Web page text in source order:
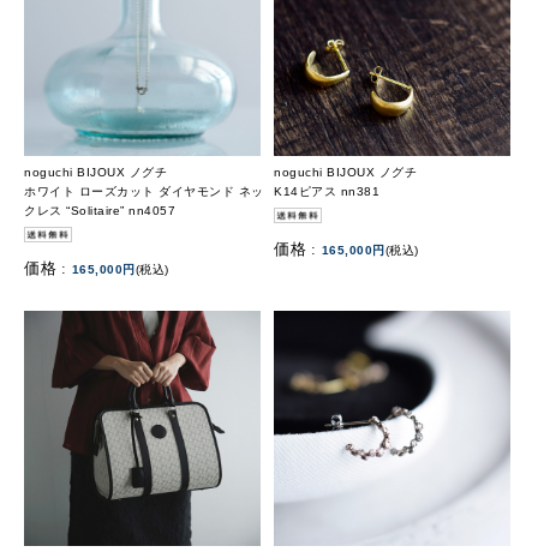
noguchi BIJOUX ノグチ
ホワイト ローズカット ダイヤモンド ネッ
クレス “Solitaire” nn4057
価格 : 165,000円 (税込)
noguchi BIJOUX ノグチ
K14ピアス nn381
価格 : 165,000円 (税込)